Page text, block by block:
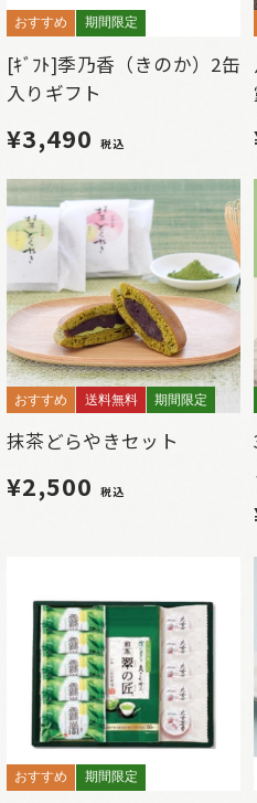
おすすめ 期間限定
[ｷﾞﾌﾄ]季乃香（きのか）2缶
入りギフト
¥3,490 税込
おすすめ 送料無料 期間限定
抹茶どらやきセット
¥2,500 税込
おすすめ 期間限定